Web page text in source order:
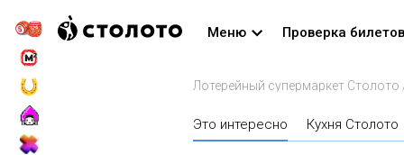
Меню Проверка билетов
Лотерейный супермаркет Столото
Это интересно Кухня Столото